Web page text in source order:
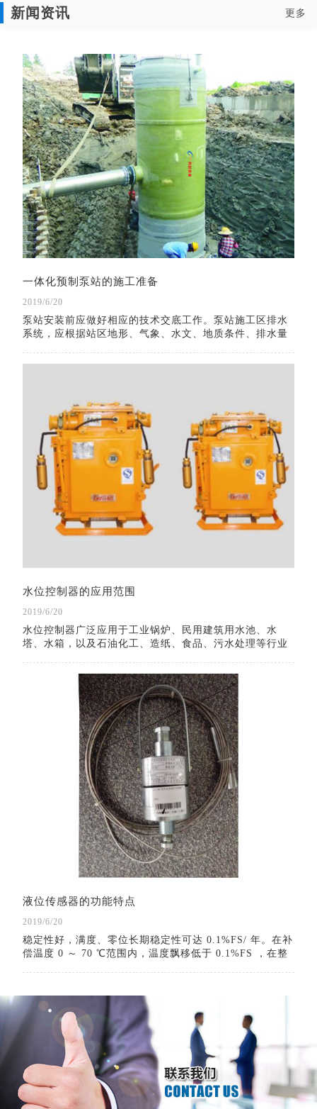
新闻资讯 更多
一体化预制泵站的施工准备
2019/6/20
泵站安装前应做好相应的技术交底工作。泵站施工区排水
系统，应根据站区地形、气象、水文、地质条件、排水量
水位控制器的应用范围
2019/6/20
水位控制器广泛应用于工业锅炉、民用建筑用水池、水
塔、水箱，以及石油化工、造纸、食品、污水处理等行业
液位传感器的功能特点
2019/6/20
稳定性好，满度、零位长期稳定性可达 0.1%FS/ 年。在补
偿温度 0 ～ 70 ℃范围内，温度飘移低于 0.1%FS ，在整